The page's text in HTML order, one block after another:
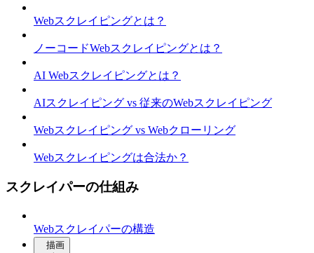
Webスクレイピングとは？
ノーコードWebスクレイピングとは？
AI Webスクレイピングとは？
AIスクレイピング vs 従来のWebスクレイピング
Webスクレイピング vs Webクローリング
Webスクレイピングは合法か？
スクレイパーの仕組み
Webスクレイパーの構造
描画